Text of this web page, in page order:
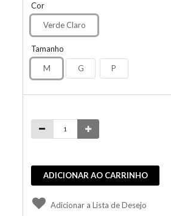
Cor
Verde Claro
Tamanho
M
G P
ADICIONAR AO CARRINHO
Adicionar a Lista de Desejo